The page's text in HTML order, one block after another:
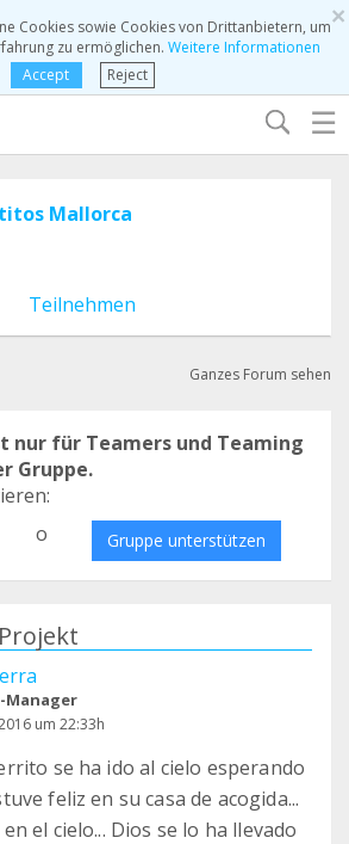
×
Cookies sowie Cookies von Drittanbietern, um
zu ermöglichen. Weitere Informationen
Accept
Reject
☰
Mallorca
Teilnehmen
Ganzes Forum sehen
nur für Teamers und Teaming
Gruppe.
o Gruppe unterstützen
Manager
um 22:33h
se ha ido al cielo esperando
feliz en su casa de acogida...
el cielo... Dios se lo ha llevado